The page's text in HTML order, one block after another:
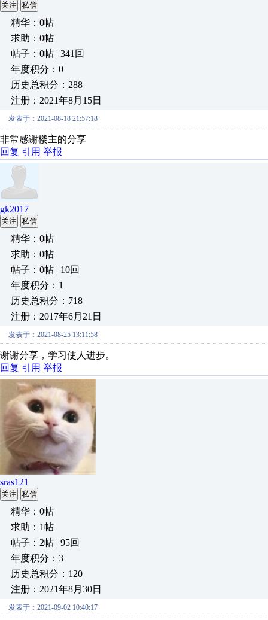
关注 私信
精华：0帖
求助：0帖
帖子：0帖 | 341回
年度积分：0
历史总积分：288
注册：2021年8月15日
发表于：2021-08-18 21:57:18
非常感谢楼主的分享
回复 引用 举报
gk2017
关注 私信
精华：0帖
求助：0帖
帖子：0帖 | 10回
年度积分：1
历史总积分：718
注册：2017年6月21日
发表于：2021-08-25 13:11:58
谢谢分享，学习使人进步。
回复 引用 举报
sras121
关注 私信
精华：0帖
求助：1帖
帖子：2帖 | 95回
年度积分：3
历史总积分：120
注册：2021年8月30日
发表于：2021-09-02 10:40:17